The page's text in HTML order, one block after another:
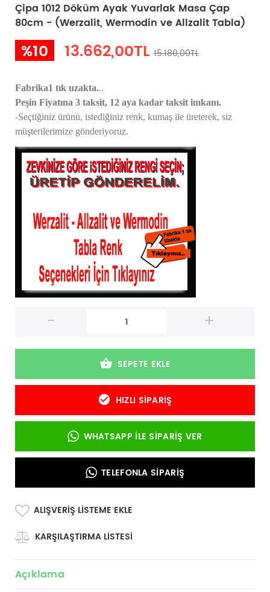
Çipa 1012 Döküm Ayak Yuvarlak Masa Çap
80cm - (Werzalit, Wermodin ve Allzalit Tabla)
%10 13.662,00TL 15.180,00TL
Fabrika1 tık uzakta...
Peşin Fiyatına 3 taksit, 12 aya kadar taksit imkanı.
-Seçtiğiniz ürünü, istediğiniz renk, kumaş ile üreterek, siz
müşterilerimize gönderiyoruz.
- +
SEPETE EKLE
HIZLI SIPARIŞ
WHATSAPP İLE SIPARIŞ VER
TELEFONLA SIPARIŞ
ALIŞVERIŞ LISTEME EKLE
KARŞILAŞTIRMA LISTESI
Açıklama